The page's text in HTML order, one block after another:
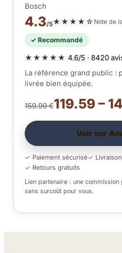
Bosch
4.3/5★★★★☆ Note de
✓ Recommandé
★★★★★ 4.6/5 · 8420
La référence grand public :
livrée bien équipée.
159.99 €119.59 –
Voir sur
✓ Paiement sécurisé✓
✓ Retours gratuits
Lien partenaire : une
sans surcoût pour vous.